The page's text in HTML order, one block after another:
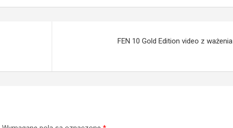
FEN 10 Gold Edition video z ważenia